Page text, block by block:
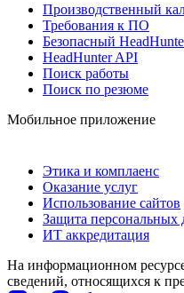
Производственный
Требования к ПО
Безопасный
HeadHunter API
Поиск работы
Поиск по резюме
Мобильное приложение
Этика и комплаенс
Оказание услуг
Использование сайтов
Защита персональных
ИТ аккредитация
На информационном
сведений, относящихся к